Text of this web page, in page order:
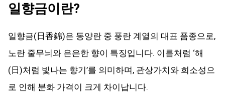
일향금이란?
일향금(日香錦)은 동양란 중 풍란 계열의 대표 품종으로,
노란 줄무늬와 은은한 향이 특징입니다. 이름처럼 ‘해
(日)처럼 빛나는 향기’를 의미하며, 관상가치와 희소성으
로 인해 분화 가격이 크게 차이납니다.